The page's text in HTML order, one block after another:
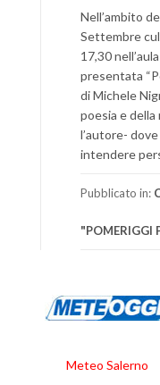
Nell’ambito
Settembre
17,30
presentata
di Michele
poesia e
l’autore-
intendere
Pubblicato in:
"POMERIGGI
Meteo Salerno